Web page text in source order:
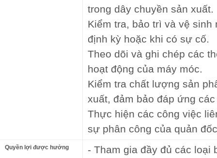
trong dây chuyền sản xuất.
Kiểm tra, bảo trì và vệ sinh
định kỳ hoặc khi có sự cố.
Theo dõi và ghi chép các
hoạt động của máy móc.
Kiểm tra chất lượng sản
xuất, đảm bảo đáp ứng
Thực hiện các công việc
sự phân công của quản
Quyền lợi được hưởng
- Tham gia đầy đủ các loại